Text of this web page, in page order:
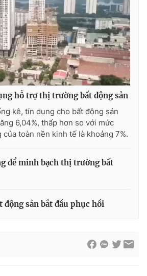
hình thức nếu không có sự chấp
rõ nguồn VTV.vn khi phát hành lại
hỗ trợ thị trường bất động sản
kê, tín dụng cho bất động sản
6,04%, thấp hơn so với mức
toàn nền kinh tế là khoảng 7%.
để minh bạch thị trường bất
sản bắt đầu phục hồi